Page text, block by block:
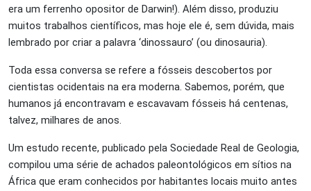
era um ferrenho opositor de Darwin!). Além disso, produziu
muitos trabalhos científicos, mas hoje ele é, sem dúvida, mais
lembrado por criar a palavra ‘dinossauro’ (ou dinosauria).
Toda essa conversa se refere a fósseis descobertos por
cientistas ocidentais na era moderna. Sabemos, porém, que
humanos já encontravam e escavavam fósseis há centenas,
talvez, milhares de anos.
Um estudo recente, publicado pela Sociedade Real de Geologia,
compilou uma série de achados paleontológicos em sítios na
África que eram conhecidos por habitantes locais muito antes